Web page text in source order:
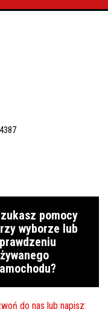
pomocy
wyborze lub
do nas lub napisz: